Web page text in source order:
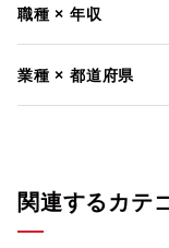
職種 × 年収
業種 × 都道府県
関連するカテ